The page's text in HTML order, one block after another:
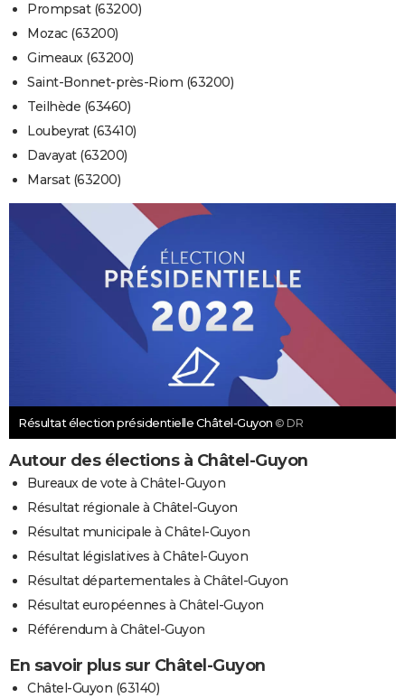
Prompsat (63200)
Mozac (63200)
Gimeaux (63200)
Saint-Bonnet-près-Riom (63200)
Teilhède (63460)
Loubeyrat (63410)
Davayat (63200)
Marsat (63200)
Résultat élection présidentielle Châtel-Guyon © DR
Autour des élections à Châtel-Guyon
Bureaux de vote à Châtel-Guyon
Résultat régionale à Châtel-Guyon
Résultat municipale à Châtel-Guyon
Résultat législatives à Châtel-Guyon
Résultat départementales à Châtel-Guyon
Résultat européennes à Châtel-Guyon
Référendum à Châtel-Guyon
En savoir plus sur Châtel-Guyon
Châtel-Guyon (63140)